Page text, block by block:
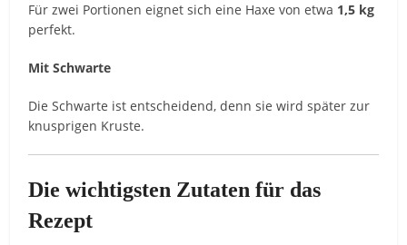
Für zwei Portionen eignet sich eine Haxe von etwa 1,5 kg
perfekt.
Mit Schwarte
Die Schwarte ist entscheidend, denn sie wird später zur
knusprigen Kruste.
Die wichtigsten Zutaten für das
Rezept